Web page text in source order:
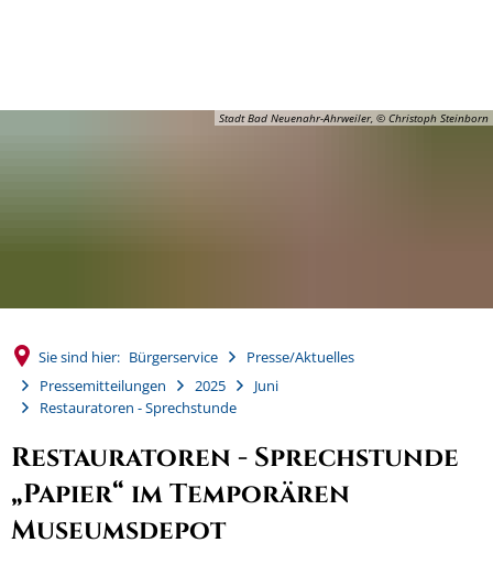
Stadt Bad Neuenahr-Ahrweiler, © Christoph Steinborn
Sie sind hier: Bürgerservice
Presse/Aktuelles
Pressemitteilungen
2025
Juni
Restauratoren - Sprechstunde
Restauratoren - Sprechstunde
„Papier“ im Temporären
Museumsdepot